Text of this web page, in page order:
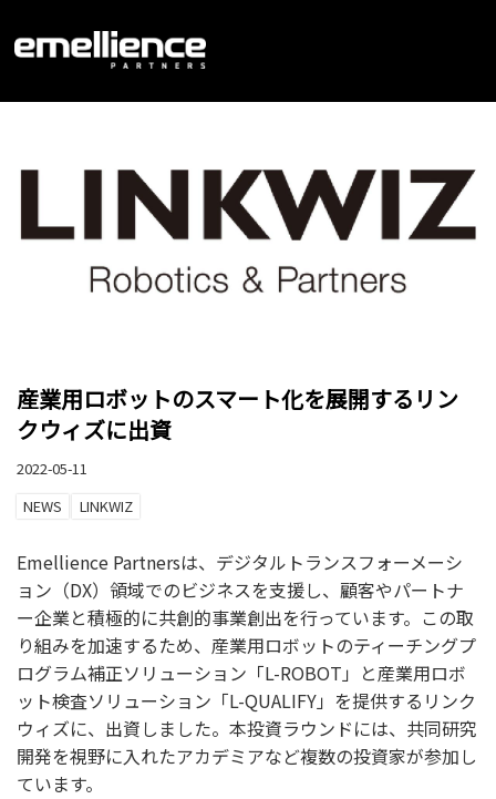
産業用ロボットのスマート化を展開するリン
クウィズに出資
2022-05-11
NEWS
LINKWIZ
Emellience Partnersは、デジタルトランスフォーメーシ
ョン（DX）領域でのビジネスを支援し、顧客やパートナ
ー企業と積極的に共創的事業創出を行っています。この取
り組みを加速するため、産業用ロボットのティーチングプ
ログラム補正ソリューション「L-ROBOT」と産業用ロボ
ット検査ソリューション「L-QUALIFY」を提供するリンク
ウィズに、出資しました。本投資ラウンドには、共同研究
開発を視野に入れたアカデミアなど複数の投資家が参加し
ています。